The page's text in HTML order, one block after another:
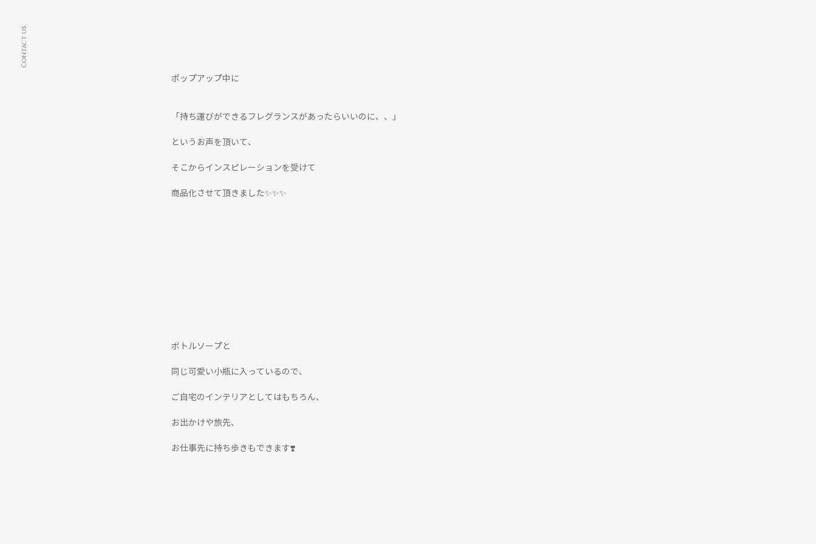
Contact us
ポップアップ中に
「持ち運びができるフレグランスがあったらいいのに、、」
というお声を頂いて、
そこからインスピレーションを受けて
商品化させて頂きました✨✨✨
ボトルソープと
同じ可愛い小瓶に入っているので、
ご自宅のインテリアとしてはもちろん、
お出かけや旅先、
お仕事先に持ち歩きもできます❣️